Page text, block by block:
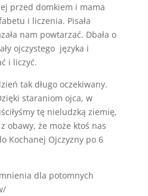
przed domkiem i mama
i liczenia. Pisała
nam powtarzać. Dbała o
ojczystego języka i
i liczyć.
tak długo oczekiwany.
staraniom ojca, w
tę nieludzką ziemię,
obawy, że może ktoś nas
Kochanej Ojczyzny po 6
dla potomnych